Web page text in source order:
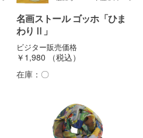
名画ストール ゴッホ「ひま
わりⅡ」
ビジター販売価格
￥1,980
（税込）
在庫： 〇